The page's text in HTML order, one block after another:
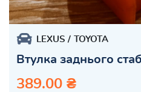
LEXUS TOYOTA
Втулка заднього
389.00 ₴